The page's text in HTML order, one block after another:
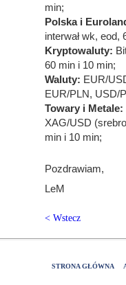
min;
Polska i
interwał wk, eod,
Kryptowaluty:
60 min i 10 min;
Waluty: EUR/
EUR/PLN, USD/
Towary i Metale:
XAG/USD
min i 10 min;
Pozdrawiam,
LeM
< Wstecz
STRONA GŁÓWNA